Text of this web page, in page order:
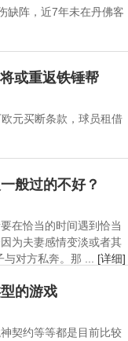
缺阵，近7年未在丹佛客
或重返铁锤帮
元买断条款，球员租借
般过的不好？
在恰当的时间遇到恰当
为夫妻感情变淡或者其
对方私奔。那 ... [详细]
的游戏
契约等等都是目前比较